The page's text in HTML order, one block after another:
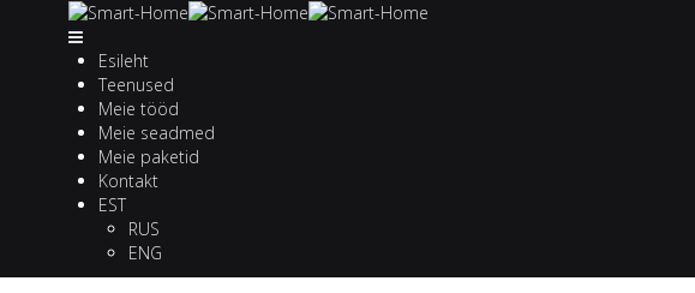
Esileht
Teenused
Meie tööd
Meie seadmed
Meie paketid
Kontakt
EST
RUS
ENG